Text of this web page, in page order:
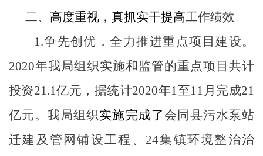
二、 高度重视，真抓实干提高工作绩效
1.争先创优，全力推进重点项目建设。
2020年我局组织实施和监管的重点项目共计
投资21.1亿元，据统计2020年1 至11 月完成21
亿元。我局组织实施完成了会同县污水泵站
迁建及管网铺设工程、 24集镇环境整治治